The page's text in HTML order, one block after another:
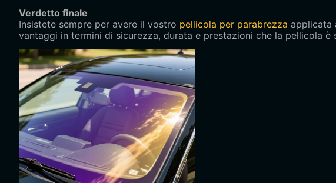
Verdetto finale
Insistete sempre per avere il vostro pellicola per parabrezza applicata
vantaggi in termini di sicurezza, durata e prestazioni che la pellicola